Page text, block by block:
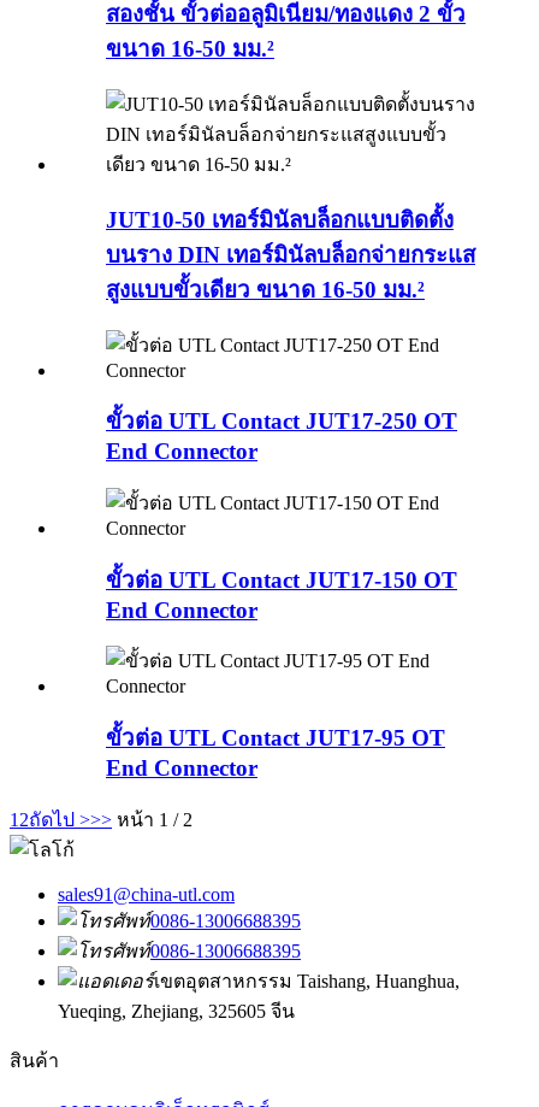
สองชั้น ขั้วต่ออลูมิเนียม/ทองแดง 2 ขั้ว
ขนาด 16-50 มม.²
JUT10-50 เทอร์มินัลบล็อกแบบติดตั้ง
บนราง DIN เทอร์มินัลบล็อกจ่ายกระแส
สูงแบบขั้วเดียว ขนาด 16-50 มม.²
ขั้วต่อ UTL Contact JUT17-250 OT
End Connector
ขั้วต่อ UTL Contact JUT17-150 OT
End Connector
ขั้วต่อ UTL Contact JUT17-95 OT
End Connector
1 2ถัดไป >>> หน้า 1 / 2
sales91@china-utl.com
0086-13006688395
0086-13006688395
เขตอุตสาหกรรม Taishang, Huanghua,
Yueqing, Zhejiang, 325605 จีน
สินค้า